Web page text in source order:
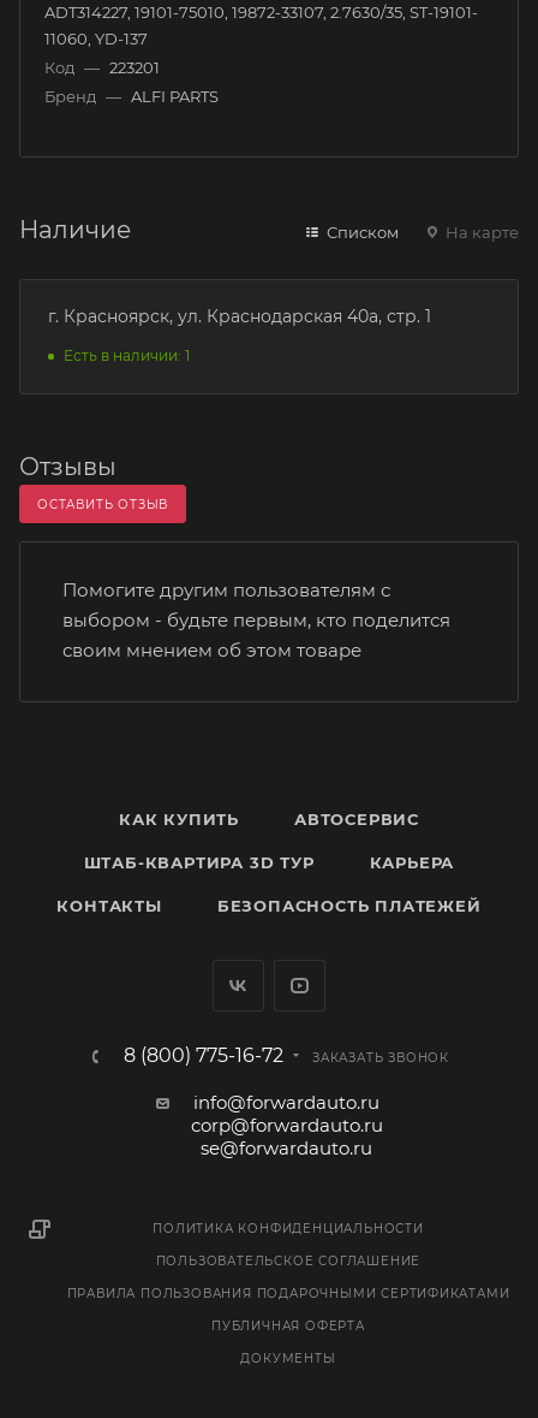
ADT314227, 19101-75010, 19872-33107, 2.7630/35, ST-19101-
11060, YD-137
Код — 223201
Бренд — ALFI PARTS
Наличие Списком На карте
г. Красноярск, ул. Краснодарская 40а, стр. 1
Есть в наличии: 1
Отзывы
ОСТАВИТЬ ОТЗЫВ
Помогите другим пользователям с
выбором - будьте первым, кто поделится
своим мнением об этом товаре
КАК КУПИТЬ АВТОСЕРВИС
ШТАБ-КВАРТИРА 3D ТУР КАРЬЕРА
КОНТАКТЫ БЕЗОПАСНОСТЬ ПЛАТЕЖЕЙ
8 (800) 775-16-72 ЗАКАЗАТЬ ЗВОНОК
info@forwardauto.ru
corp@forwardauto.ru
se@forwardauto.ru
ПОЛИТИКА КОНФИДЕНЦИАЛЬНОСТИ
ПОЛЬЗОВАТЕЛЬСКОЕ СОГЛАШЕНИЕ
ПРАВИЛА ПОЛЬЗОВАНИЯ ПОДАРОЧНЫМИ СЕРТИФИКАТАМИ
ПУБЛИЧНАЯ ОФЕРТА
ДОКУМЕНТЫ